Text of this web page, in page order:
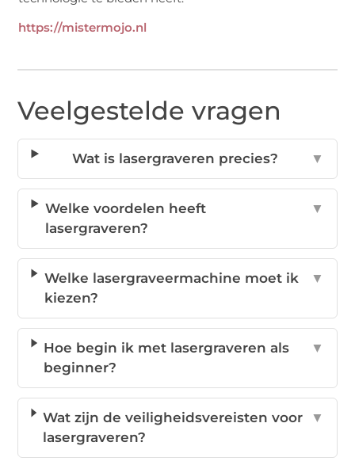
https://mistermojo.nl
Veelgestelde vragen
Wat is lasergraveren precies? ▼
Welke voordelen heeft
lasergraveren?
▼
Welke lasergraveermachine moet ik
kiezen?
▼
Hoe begin ik met lasergraveren als
beginner?
▼
Wat zijn de veiligheidsvereisten voor
lasergraveren?
▼